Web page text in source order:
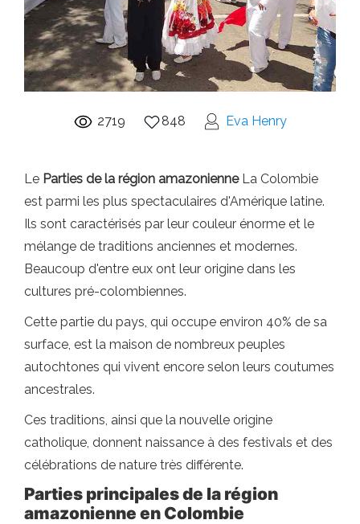
2719 848 Eva Henry
Le Parties de la région amazonienneLa Colombie
est parmi les plus spectaculaires d'Amérique latine.
Ils sont caractérisés par leur couleur énorme et le
mélange de traditions anciennes et modernes.
Beaucoup d'entre eux ont leur origine dans les
cultures pré-colombiennes.
Cette partie du pays, qui occupe environ 40% de sa
surface, est la maison de nombreux peuples
autochtones qui vivent encore selon leurs coutumes
ancestrales.
Ces traditions, ainsi que la nouvelle origine
catholique, donnent naissance à des festivals et des
célébrations de nature très différente.
Parties principales de la région
amazonienne en Colombie